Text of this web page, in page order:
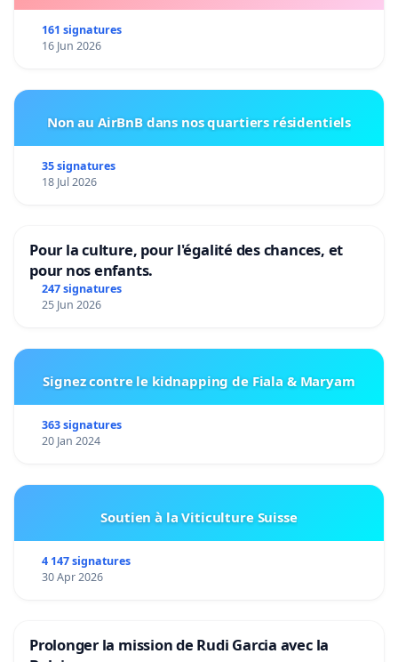
161 signatures
16 Jun 2026
Non au AirBnB dans nos quartiers résidentiels
35 signatures
18 Jul 2026
Pour la culture, pour l'égalité des chances, et
pour nos enfants.
247 signatures
25 Jun 2026
Signez contre le kidnapping de Fiala & Maryam
363 signatures
20 Jan 2024
Soutien à la Viticulture Suisse
4 147 signatures
30 Apr 2026
Prolonger la mission de Rudi Garcia avec la